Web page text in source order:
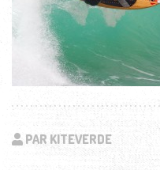
PAR KITEVERDE